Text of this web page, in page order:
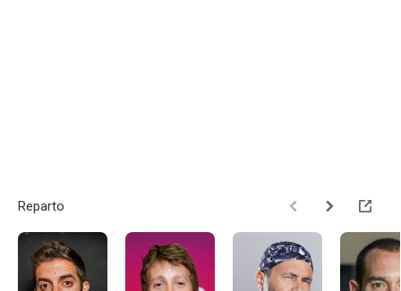
Reparto